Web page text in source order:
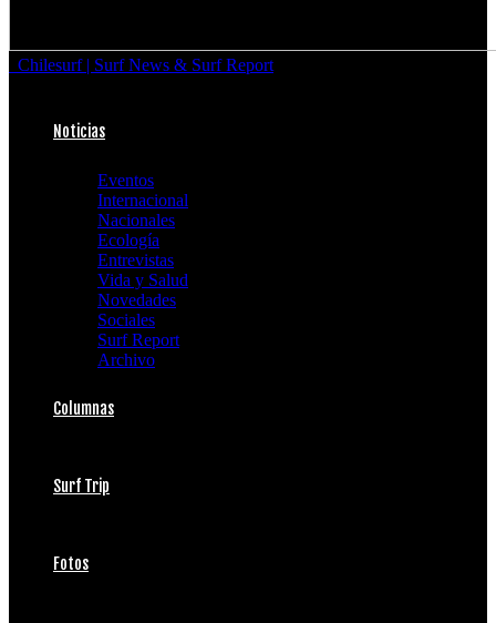
Chilesurf | Surf News & Surf Report
Noticias
Eventos
Internacional
Nacionales
Ecología
Entrevistas
Vida y Salud
Novedades
Sociales
Surf Report
Archivo
Columnas
Surf Trip
Fotos